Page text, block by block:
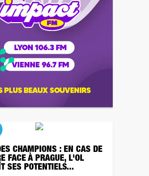
CHAMPIONS : EN CAS DE
FACE À PRAGUE, L'OL
SES POTENTIELS...